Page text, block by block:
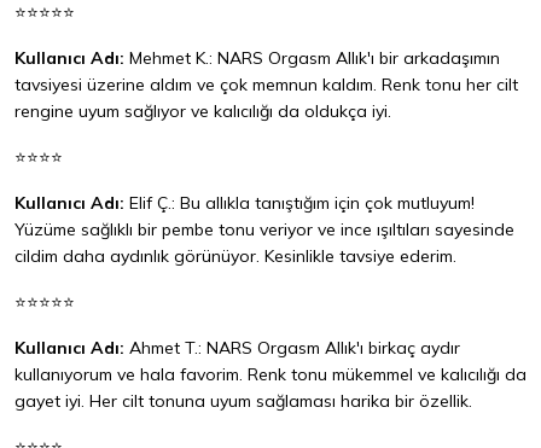
⭐⭐⭐⭐⭐
Kullanıcı Adı: Mehmet K.: NARS Orgasm Allık'ı bir arkadaşımın
tavsiyesi üzerine aldım ve çok memnun kaldım. Renk tonu her cilt
rengine uyum sağlıyor ve kalıcılığı da oldukça iyi.
⭐⭐⭐⭐
Kullanıcı Adı: Elif Ç.: Bu allıkla tanıştığım için çok mutluyum!
Yüzüme sağlıklı bir pembe tonu veriyor ve ince ışıltıları sayesinde
cildim daha aydınlık görünüyor. Kesinlikle tavsiye ederim.
⭐⭐⭐⭐⭐
Kullanıcı Adı: Ahmet T.: NARS Orgasm Allık'ı birkaç aydır
kullanıyorum ve hala favorim. Renk tonu mükemmel ve kalıcılığı da
gayet iyi. Her cilt tonuna uyum sağlaması harika bir özellik.